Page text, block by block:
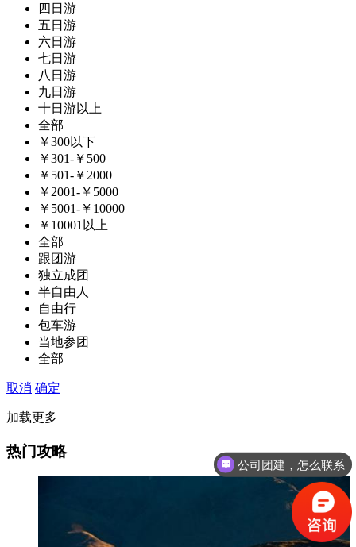
四日游
五日游
六日游
七日游
八日游
九日游
十日游以上
全部
￥300以下
￥301-￥500
￥501-￥2000
￥2001-￥5000
￥5001-￥10000
￥10001以上
全部
跟团游
独立成团
半自由人
自由行
包车游
当地参团
全部
取消 确定
加载更多
热门攻略
公司团建，怎么联系